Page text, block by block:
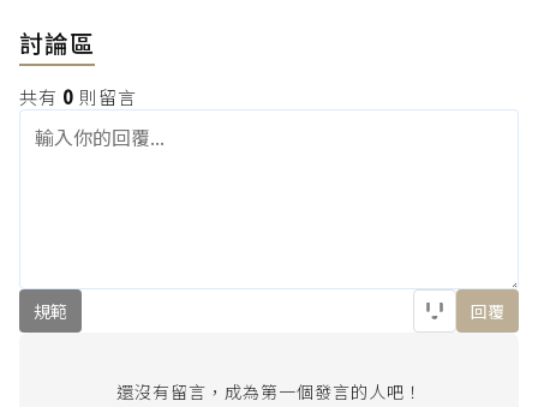
討論區
共有 0 則留言
規範 回覆
還沒有留言，成為第一個發言的人吧！